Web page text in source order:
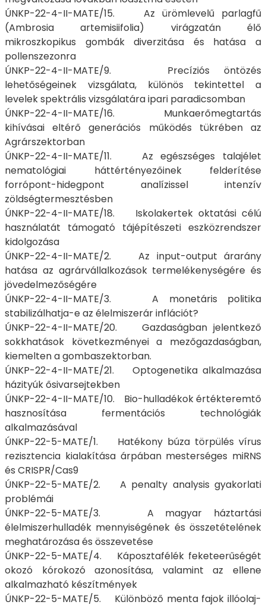
ÚNKP-22-4-II-MATE/15. Az ürömlevelű parlagfű
(Ambrosia artemisiifolia) virágzatán élő
mikroszkopikus gombák diverzitása és hatása a
pollenszezonra
ÚNKP-22-4-II-MATE/9. Precíziós öntözés
lehetőségeinek vizsgálata, különös tekintettel a
levelek spektrális vizsgálatára ipari paradicsomban
ÚNKP-22-4-II-MATE/16. Munkaerőmegtartás
kihívásai eltérő generációs működés tükrében az
Agrárszektorban
ÚNKP-22-4-II-MATE/11. Az egészséges talajélet
nematológiai háttértényezőinek felderítése
forrópont-hidegpont analízissel intenzív
zöldségtermesztésben
ÚNKP-22-4-II-MATE/18. Iskolakertek oktatási célú
használatát támogató tájépítészeti eszközrendszer
kidolgozása
ÚNKP-22-4-II-MATE/2. Az input-output árarány
hatása az agrárvállalkozások termelékenységére és
jövedelmezőségére
ÚNKP-22-4-II-MATE/3. A monetáris politika
stabilizálhatja-e az élelmiszerár inflációt?
ÚNKP-22-4-II-MATE/20. Gazdaságban jelentkező
sokkhatások következményei a mezőgazdaságban,
kiemelten a gombaszektorban.
ÚNKP-22-4-II-MATE/21. Optogenetika alkalmazása
házityúk ősivarsejtekben
ÚNKP-22-4-II-MATE/10. Bio-hulladékok értékteremtő
hasznosítása fermentációs technológiák
alkalmazásával
ÚNKP-22-5-MATE/1. Hatékony búza törpülés vírus
rezisztencia kialakítása árpában mesterséges miRNS
és CRISPR/Cas9
ÚNKP-22-5-MATE/2. A penalty analysis gyakorlati
problémái
ÚNKP-22-5-MATE/3. A magyar háztartási
élelmiszerhulladék mennyiségének és összetételének
meghatározása és összevetése
ÚNKP-22-5-MATE/4. Káposztafélék feketeerűségét
okozó kórokozó azonosítása, valamint az ellene
alkalmazható készítmények
ÚNKP-22-5-MATE/5. Különböző menta fajok illóolaj-